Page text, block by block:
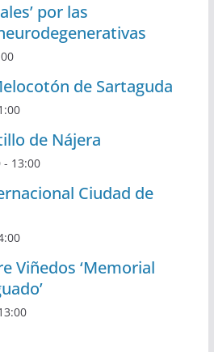
por las
de Sartaguda
de Nájera
- 13:00
Ciudad de
Viñedos ‘Memorial